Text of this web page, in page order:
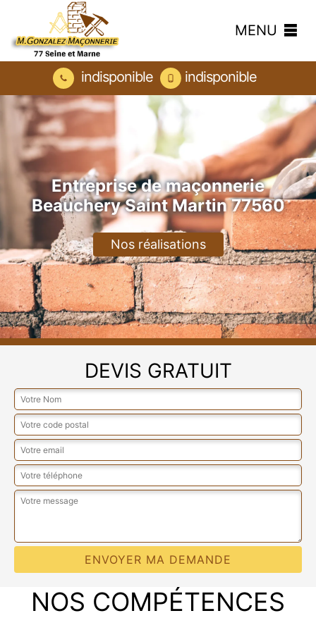
MENU
indisponible indisponible
Entreprise de maçonnerie
Beauchery Saint Martin 77560
Nos réalisations
DEVIS GRATUIT
NOS COMPÉTENCES